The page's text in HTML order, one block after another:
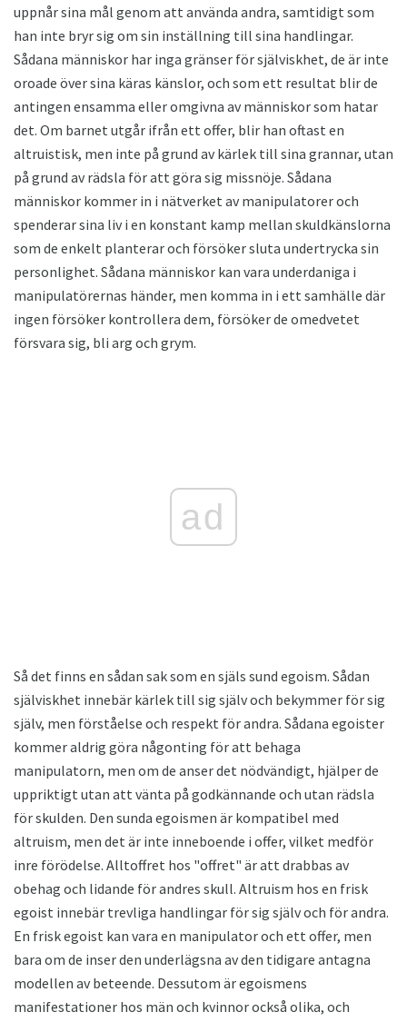
uppnår sina mål genom att använda andra, samtidigt som
han inte bryr sig om sin inställning till sina handlingar.
Sådana människor har inga gränser för själviskhet, de är inte
oroade över sina käras känslor, och som ett resultat blir de
antingen ensamma eller omgivna av människor som hatar
det. Om barnet utgår ifrån ett offer, blir han oftast en
altruistisk, men inte på grund av kärlek till sina grannar, utan
på grund av rädsla för att göra sig missnöje. Sådana
människor kommer in i nätverket av manipulatorer och
spenderar sina liv i en konstant kamp mellan skuldkänslorna
som de enkelt planterar och försöker sluta undertrycka sin
personlighet. Sådana människor kan vara underdaniga i
manipulatörernas händer, men komma in i ett samhälle där
ingen försöker kontrollera dem, försöker de omedvetet
försvara sig, bli arg och grym.
ad
Så det finns en sådan sak som en själs sund egoism. Sådan
själviskhet innebär kärlek till sig själv och bekymmer för sig
själv, men förståelse och respekt för andra. Sådana egoister
kommer aldrig göra någonting för att behaga
manipulatorn, men om de anser det nödvändigt, hjälper de
uppriktigt utan att vänta på godkännande och utan rädsla
för skulden. Den sunda egoismen är kompatibel med
altruism, men det är inte inneboende i offer, vilket medför
inre förödelse. Alltoffret hos "offret" är att drabbas av
obehag och lidande för andres skull. Altruism hos en frisk
egoist innebär trevliga handlingar för sig själv och för andra.
En frisk egoist kan vara en manipulator och ett offer, men
bara om de inser den underlägsna av den tidigare antagna
modellen av beteende. Dessutom är egoismens
manifestationer hos män och kvinnor också olika, och